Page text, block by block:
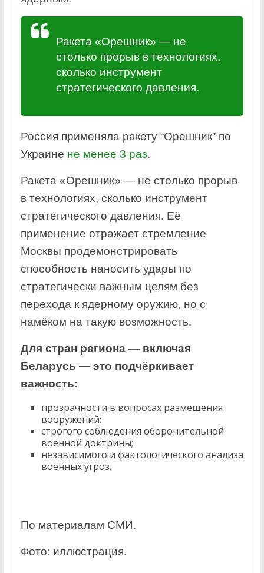
Ракета «Орешник» — не
столько прорыв в технологиях,
сколько инструмент
стратегического давления.
Россия применяла ракету “Орешник” по
Украине не менее 3 раз.
Ракета «Орешник» — не столько прорыв
в технологиях, сколько инструмент
стратегического давления. Её
применение отражает стремление
Москвы продемонстрировать
способность наносить удары по
стратегически важным целям без
перехода к ядерному оружию, но с
намёком на такую возможность.
Для стран региона — включая
Беларусь — это подчёркивает
важность:
прозрачности в вопросах размещения
вооружений;
строгого соблюдения оборонительной
военной доктрины;
независимого и фактологического анализа
военных угроз.
По материалам СМИ.
Фото: иллюстрация.